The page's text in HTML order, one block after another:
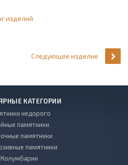
изделий
Следующее изделие
КАТЕГОРИИ
недорого
памятники
памятники
памятники
Колумбарии